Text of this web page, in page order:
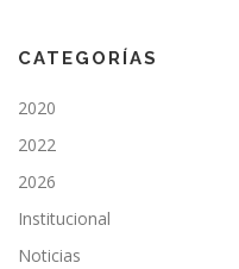
CATEGORÍAS
2020
2022
2026
Institucional
Noticias